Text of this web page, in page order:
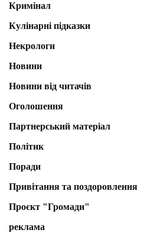
Кримінал
Кулінарні підказки
Некрологи
Новини
Новини від читачів
Оголошення
Партнерський матеріал
Політик
Поради
Привітання та поздоровлення
Проєкт "Громади"
реклама